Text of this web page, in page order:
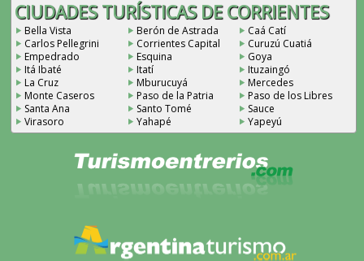
CIUDADES TURÍSTICAS DE CORRIENTES
Bella Vista Berón de Astrada
Caá Catí
Carlos Pellegrini
Corrientes Capital
Curuzú Cuatiá
Empedrado
Esquina
Goya
Itá Ibaté
Itatí
Ituzaingó
La Cruz
Mburucuyá
Mercedes
Monte Caseros
Paso de la Patria
Paso de los Libres
Santa Ana
Santo Tomé
Sauce
Virasoro
Yahapé Yapeyú